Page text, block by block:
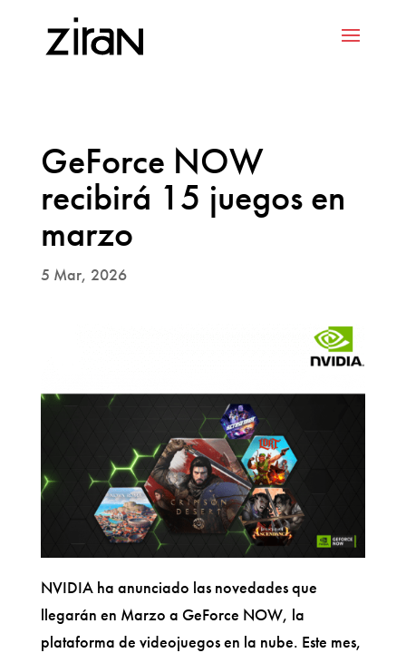
GeForce NOW
recibirá 15 juegos en
marzo
5 Mar, 2026
NVIDIA ha anunciado las novedades que
llegarán en Marzo a GeForce NOW, la
plataforma de videojuegos en la nube. Este mes,